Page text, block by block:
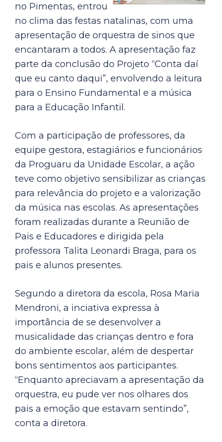
no Pimentas, entrou
no clima das festas natalinas, com uma
apresentação de orquestra de sinos que
encantaram a todos. A apresentação faz
parte da conclusão do Projeto “Conta daí
que eu canto daqui”, envolvendo a leitura
para o Ensino Fundamental e a música
para a Educação Infantil.
Com a participação de professores, da
equipe gestora, estagiários e funcionários
da Proguaru da Unidade Escolar, a ação
teve como objetivo sensibilizar as crianças
para relevância do projeto e a valorização
da música nas escolas. As apresentações
foram realizadas durante a Reunião de
Pais e Educadores e dirigida pela
professora Talita Leonardi Braga, para os
pais e alunos presentes.
Segundo a diretora da escola, Rosa Maria
Mendroni, a inciativa expressa à
importância de se desenvolver a
musicalidade das crianças dentro e fora
do ambiente escolar, além de despertar
bons sentimentos aos participantes.
“Enquanto apreciavam a apresentação da
orquestra, eu pude ver nos olhares dos
pais a emoção que estavam sentindo”,
conta a diretora.